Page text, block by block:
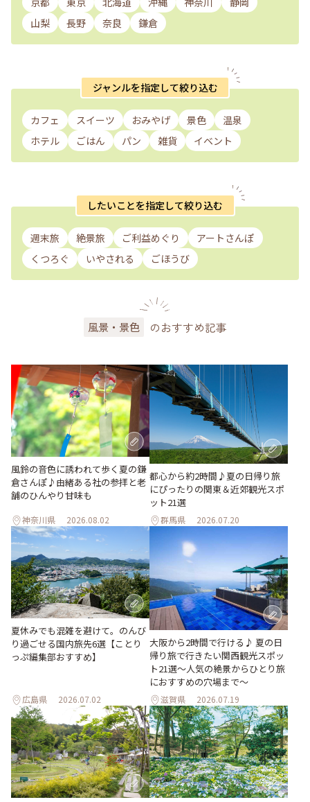
山梨
長野 奈良 鎌倉
ジャンルを指定して絞り込む
カフェ スイーツ おみやげ 景色
温泉
ホテル
ごはん パン 雑貨 イベント
したいことを指定して絞り込む
週末旅 絶景旅 ご利益めぐり
アートさんぽ
くつろぐ
いやされる ごほうび
風景・景色 のおすすめ記事
風鈴の音色に誘われて歩く夏の鎌
倉さんぽ♪由緒ある社の参拝と老
舗のひんやり甘味も
神奈川県 2026.08.02
都心から約2時間♪夏の日帰り旅
にぴったりの関東＆近郊観光スポ
ット21選
群馬県 2026.07.20
夏休みでも混雑を避けて。のんび
り過ごせる国内旅先6選【ことり
っぷ編集部おすすめ】
広島県 2026.07.02
大阪から2時間で行ける♪ 夏の日
帰り旅で行きたい関西観光スポッ
ト21選～人気の絶景からひとり旅
におすすめの穴場まで～
滋賀県 2026.07.19